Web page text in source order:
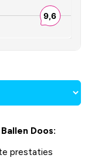
Doos:
prestaties